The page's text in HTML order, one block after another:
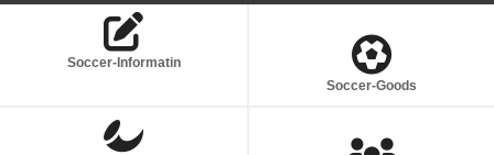
Soccer-Informatin
Soccer-Goods